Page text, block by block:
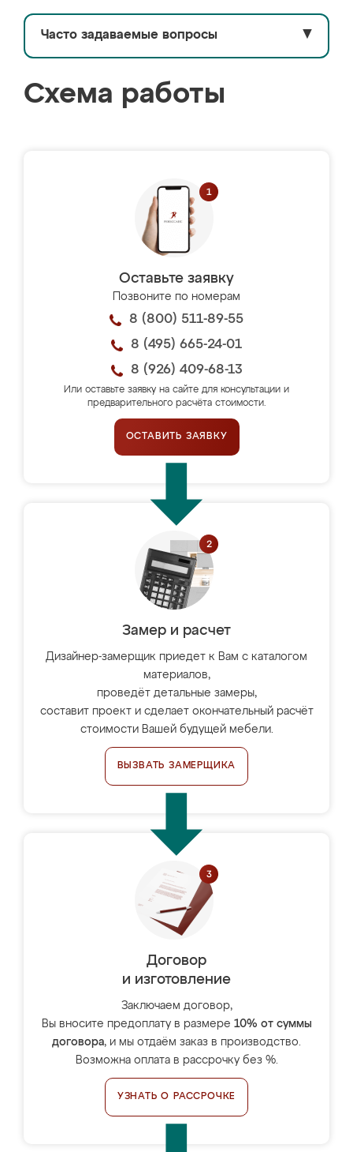
Часто задаваемые вопросы ▼
Схема работы
Оставьте заявку
Позвоните по номерам
8 (800) 511-89-55
8 (495) 665-24-01
8 (926) 409-68-13
Или оставьте заявку на сайте для консультации и
предварительного расчёта стоимости.
ОСТАВИТЬ ЗАЯВКУ
Замер и расчет
Дизайнер-замерщик приедет к Вам с каталогом
материалов,
проведёт детальные замеры,
составит проект и сделает окончательный расчёт
стоимости Вашей будущей мебели.
ВЫЗВАТЬ ЗАМЕРЩИКА
Договор
и изготовление
Заключаем договор,
Вы вносите предоплату в размере 10% от суммы
договора, и мы отдаём заказ в производство.
Возможна оплата в рассрочку без %.
УЗНАТЬ О РАССРОЧКЕ